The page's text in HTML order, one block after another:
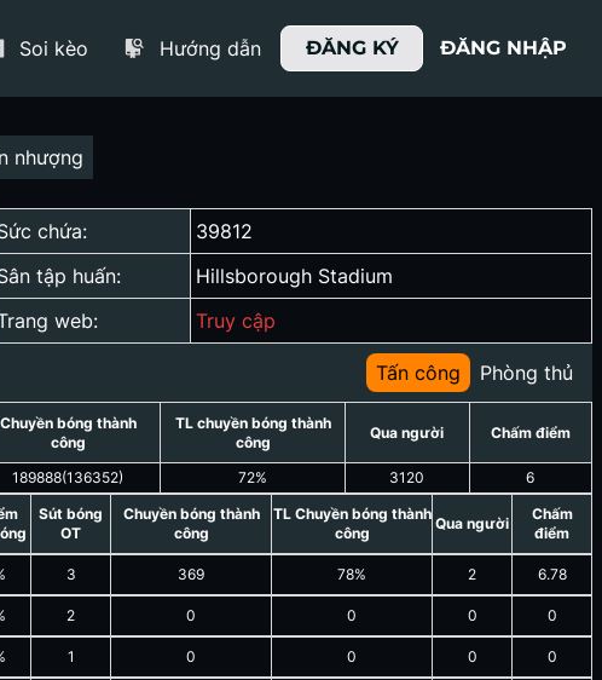
Soi kèo Hướng dẫn ĐĂNG KÝ ĐĂNG NHẬP
nhượng
chứa:
39812
tập huấn:
Hillsborough Stadium
web: Truy cập
Tấn công Phòng thủ
Chuyền bóng thành
công
189888(136352)
TL chuyền bóng thành
công
72%
Qua người
3120
Chấm điểm
6
Sút bóng
OT
Chuyền bóng thành
công
TL Chuyền bóng thành
công
Qua người
Chấm
điểm
3 369 78% 2 6.78
2 0 0 0 0
1 0 0 0 0